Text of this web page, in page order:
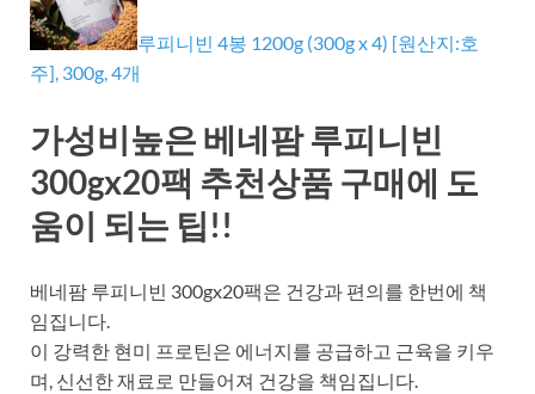
루피니빈 4봉 1200g (300g x 4) [원산지:호
주], 300g, 4개
가성비높은 베네팜 루피니빈
300gx20팩 추천상품 구매에 도
움이 되는 팁!!
베네팜 루피니빈 300gx20팩은 건강과 편의를 한번에 책
임집니다.
이 강력한 현미 프로틴은 에너지를 공급하고 근육을 키우
며, 신선한 재료로 만들어져 건강을 책임집니다.